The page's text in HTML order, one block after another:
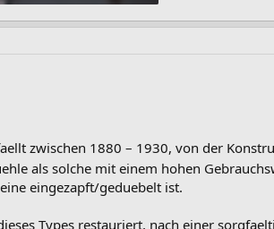
KB · Aufrufe: 35
zwischen 1880 – 1930, von der
als solche mit einem hohen
eingezapft/geduebelt ist.
Types restauriert, nach einer